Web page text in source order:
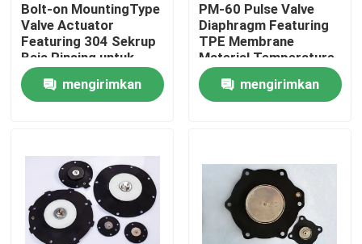
Rumah
Tentang Kami
Bolt-on MountingType
Valve Actuator
Featuring 304 Sekrup
Baja Rinsing untuk
aplikasi industri tugas
berat mengirimkan
PM-60 Pulse Valve
Diaphragm Featuring
TPE Membrane
Material Temperature
Range Minus 20
Celsius hingga Plus
150 Celsius Ideal
mengirimkan